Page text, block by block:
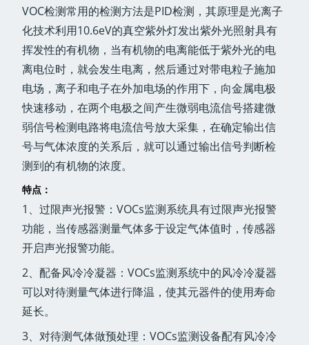
VOC检测常用的检测方法是PID检测，其原理是光离子
化技术利用10.6eV的真空紫外灯发出紫外光照射具有
挥发性的有机物，当有机物的电离能低于紫外光的电
离电位时，就会发生电离，然后通过对带电粒子施加
电场，离子和电子在外加电场的作用下，向金属电极
快速移动，在两个电极之间产生微弱电流信号搭建微
弱信号检测电路将电流信号放大采集，在确定输出信
号与气体浓度的关系后，就可以通过输出信号判断检
测到的有机物的浓度。
特点：
1、过限声光报警：VOCs监测系统具有过限声光报警
功能，当传感器测量气体多于设定气体值时，传感器
开启声光报警功能。
2、配备风冷冷凝器：VOCs监测系统中的风冷冷凝器
可以对待测量气体进行降温，使其元器件的使用寿命
延长。
3、对待测气体做预处理：VOCs监测设备配有风冷冷